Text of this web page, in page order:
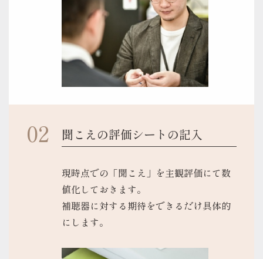
聞こえの評価シートの記入
現時点での「聞こえ」を主観評価にて数
値化しておきます。
補聴器に対する期待をできるだけ具体的
にします。